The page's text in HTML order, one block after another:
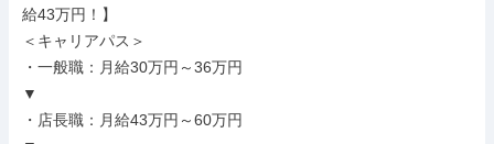
給43万円！】
＜キャリアパス＞
・一般職：月給30万円～36万円
▼
・店長職：月給43万円～60万円